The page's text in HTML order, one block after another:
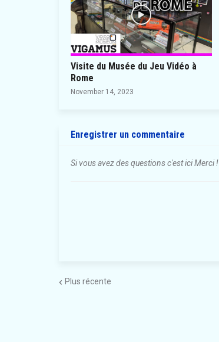
Visite du Musée du Jeu Vidéo à
Rome
November 14, 2023
Enregistrer un commentaire
Si vous avez des questions c'est ici Merci !
Plus récente